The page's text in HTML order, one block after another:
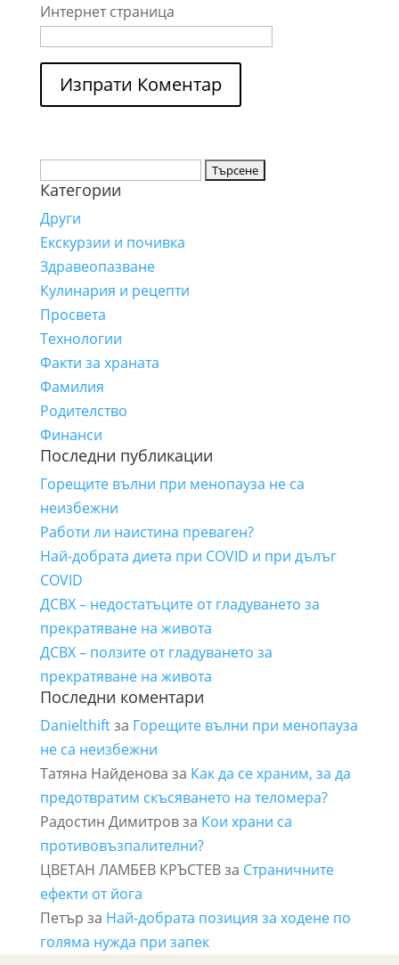
Интернет страница
за:
Категории
Други
Екскурзии и почивка
Здравеопазване
Кулинария и рецепти
Просвета
Технологии
Факти за храната
Фамилия
Родителство
Финанси
Последни публикации
Горещите вълни при менопауза не са
неизбежни
Работи ли наистина преваген?
Най-добрата диета при COVID и при дълъг
COVID
ДСВХ – недостатъците от гладуването за
прекратяване на живота
ДСВХ – ползите от гладуването за
прекратяване на живота
Последни коментари
Danielthiftза Горещите вълни при менопауза
не са неизбежни
Татяна Найденова за Как да се храним, за да
предотвратим скъсяването на теломера?
Радостин Димитровза Кои храни са
противовъзпалителни?
ЦВЕТАН ЛАМБЕВ КРЪСТЕВза Страничните
ефекти от йога
Петър за Най-добрата позиция за ходене по
голяма нужда при запек